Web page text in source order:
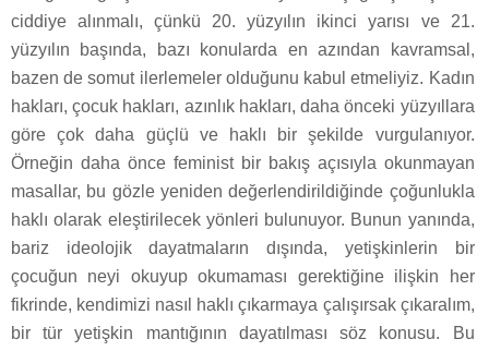
ciddiye alınmalı, çünkü 20. yüzyılın ikinci yarısı ve 21.
yüzyılın başında, bazı konularda en azından kavramsal,
bazen de somut ilerlemeler olduğunu kabul etmeliyiz. Kadın
hakları, çocuk hakları, azınlık hakları, daha önceki yüzyıllara
göre çok daha güçlü ve haklı bir şekilde vurgulanıyor.
Örneğin daha önce feminist bir bakış açısıyla okunmayan
masallar, bu gözle yeniden değerlendirildiğinde çoğunlukla
haklı olarak eleştirilecek yönleri bulunuyor. Bunun yanında,
bariz ideolojik dayatmaların dışında, yetişkinlerin bir
çocuğun neyi okuyup okumaması gerektiğine ilişkin her
fikrinde, kendimizi nasıl haklı çıkarmaya çalışırsak çıkaralım,
bir tür yetişkin mantığının dayatılması söz konusu. Bu